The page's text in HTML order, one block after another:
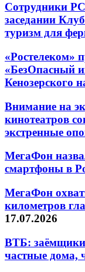
Сотрудники
заседании
туризм для
«Ростелеком»
«БезОпасный
Кенозерского
Внимание на
кинотеатров
экстренные
МегаФон
смартфоны в
МегаФон
километров
17.07.2026
ВТБ: заёмщики
частные дома,